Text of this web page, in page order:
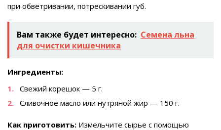
при обветривании, потрескивании губ.
Вам также будет интересно: Семена льна
для очистки кишечника
Ингредиенты:
Свежий корешок — 5 г.
Сливочное масло или нутряной жир — 150 г.
Как приготовить: Измельчите сырье с помощью